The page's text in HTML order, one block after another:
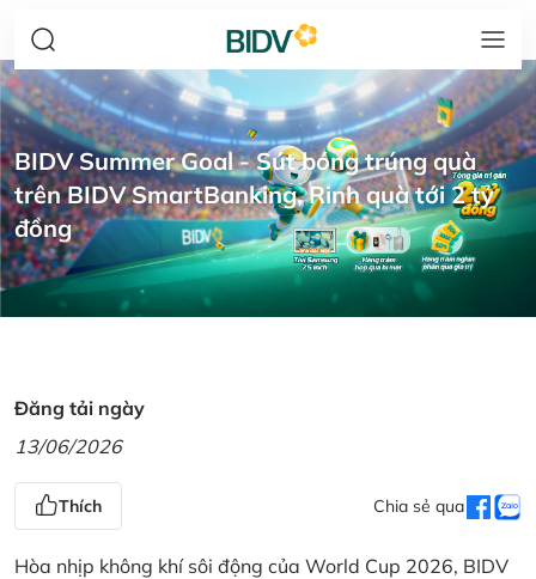
BIDV Summer Goal - Sút bóng trúng quà
trên BIDV SmartBanking, Rinh quà tới 2 tỷ
đồng
Đăng tải ngày
13/06/2026
Thích Chia sẻ qua
Hòa nhịp không khí sôi động của World Cup 2026, BIDV